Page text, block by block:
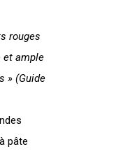
rouges
et ample
» (Guide
pâte